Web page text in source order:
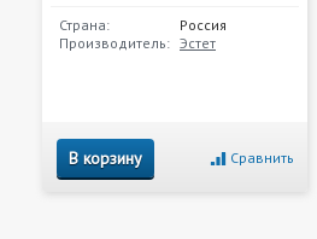
Страна:
Россия
Производитель: Эстет
В корзину Сравнить